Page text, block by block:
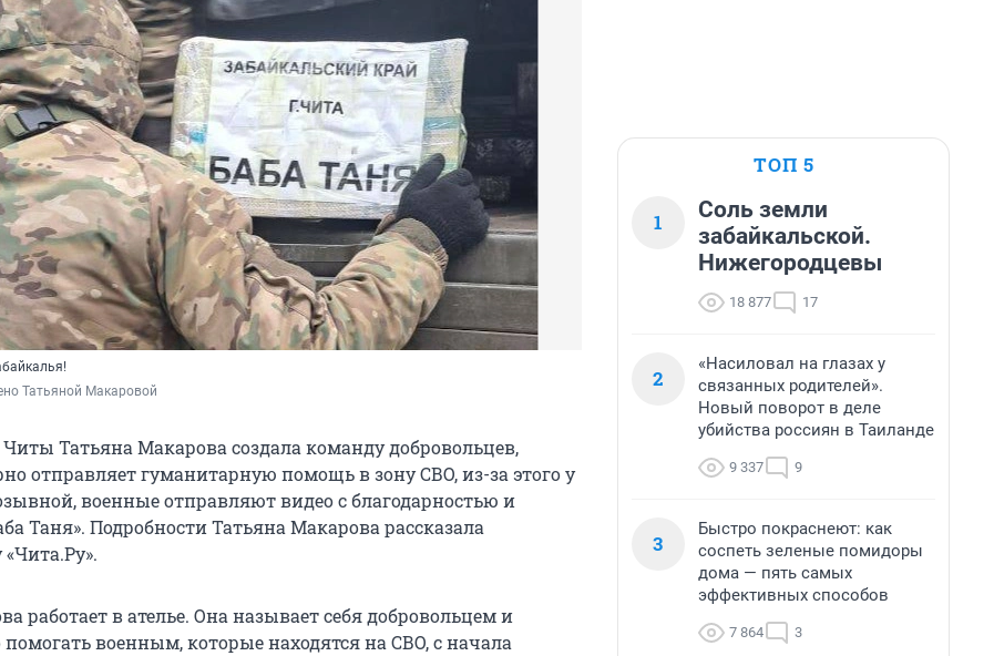
Татьяной Макаровой
Татьяна Макарова создала команду добровольцев,
отправляет гуманитарную помощь в зону СВО, из-за этого у
военные отправляют видео с благодарностью и
Таня». Подробности Татьяна Макарова рассказала
работает в ателье. Она называет себя добровольцем и
военным, которые находятся на СВО, с начала
ТОП 5
1
Соль земли
забайкальской.
Нижегородцевы
18 877 17
2
«Насиловал на глазах у
связанных родителей».
Новый поворот в деле
убийства россиян в Таиланде
9 337 9
3
Быстро покраснеют: как
соспеть зеленые помидоры
дома — пять самых
эффективных способов
7 864 3